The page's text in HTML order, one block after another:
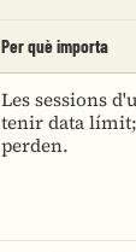
Per què importa
Les sessions
tenir data
perden.